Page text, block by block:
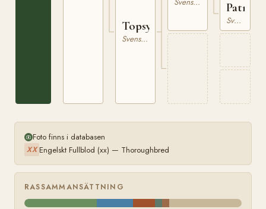
Topsy
Svensk Varmblodig Ridhäst
Svensk Varmblodig Ridhäst
Foto finns i databasen
XX Engelskt Fullblod (xx) — Thoroughbred
RASSAMMANSÄTTNING